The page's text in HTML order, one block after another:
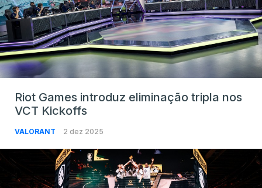
Riot Games introduz eliminação tripla nos
VCT Kickoffs
VALORANT 2 dez 2025